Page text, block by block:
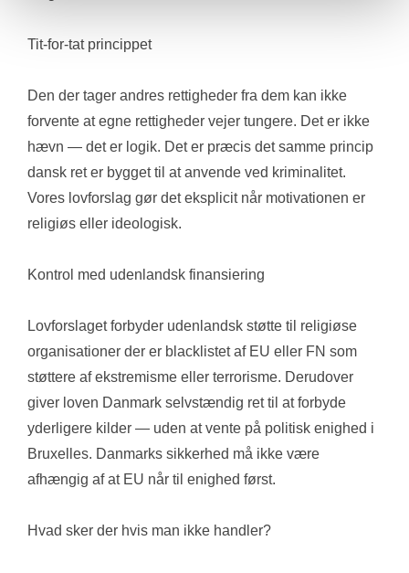
Tit-for-tat princippet
Den der tager andres rettigheder fra dem kan ikke
forvente at egne rettigheder vejer tungere. Det er ikke
hævn — det er logik. Det er præcis det samme princip
dansk ret er bygget til at anvende ved kriminalitet.
Vores lovforslag gør det eksplicit når motivationen er
religiøs eller ideologisk.
Kontrol med udenlandsk finansiering
Lovforslaget forbyder udenlandsk støtte til religiøse
organisationer der er blacklistet af EU eller FN som
støttere af ekstremisme eller terrorisme. Derudover
giver loven Danmark selvstændig ret til at forbyde
yderligere kilder — uden at vente på politisk enighed i
Bruxelles. Danmarks sikkerhed må ikke være
afhængig af at EU når til enighed først.
Hvad sker der hvis man ikke handler?